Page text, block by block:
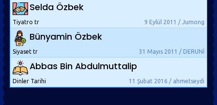
Selda Özbek
9 Eylül 2011 / Jumong
Tiyatro tr
Bünyamin Özbek
31 Mayıs 2011 / DERUNİ
Siyaset tr
Abbas Bin Abdulmuttalip
11 Şubat 2016 / ahmetseydi
Dinler Tarihi